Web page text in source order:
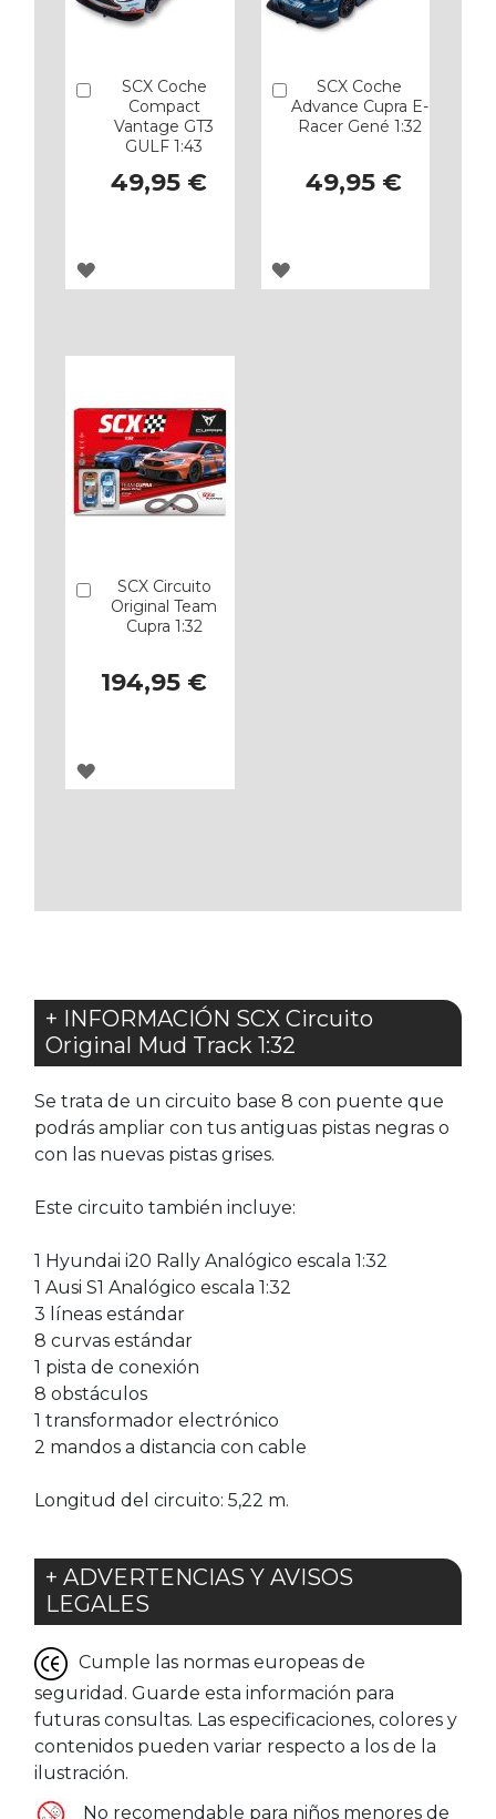
SCX Coche
Compact
Vantage GT3
GULF 1:43
49,95 €
Añadir
AGREGAR
SCX Coche
Advance Cupra E-
Racer Gené 1:32
49,95 €
Añadir
AGREGAR
SCX Circuito
Original Team
Cupra 1:32
194,95 €
Añadir
AGREGAR
+ INFORMACIÓN SCX Circuito
Original Mud Track 1:32
Se trata de un circuito base 8 con puente que
podrás ampliar con tus antiguas pistas negras o
con las nuevas pistas grises.
Este circuito también incluye:
1 Hyundai i20 Rally Analógico escala 1:32
1 Ausi S1 Analógico escala 1:32
3 líneas estándar
8 curvas estándar
1 pista de conexión
8 obstáculos
1 transformador electrónico
2 mandos a distancia con cable
Longitud del circuito: 5,22 m.
+ ADVERTENCIAS Y AVISOS
LEGALES
Cumple las normas europeas de
seguridad. Guarde esta información para
futuras consultas. Las especificaciones, colores y
contenidos pueden variar respecto a los de la
ilustración.
No recomendable para niños menores de